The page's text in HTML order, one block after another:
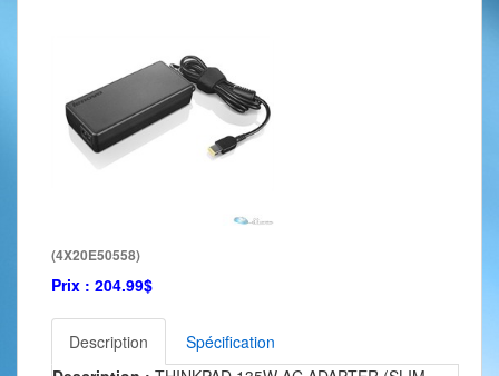
(4X20E50558)
Prix : 204.99$
Description
Spécification